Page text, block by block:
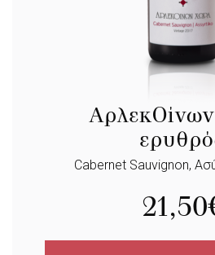
Cabernet Sauvignon,
21,50